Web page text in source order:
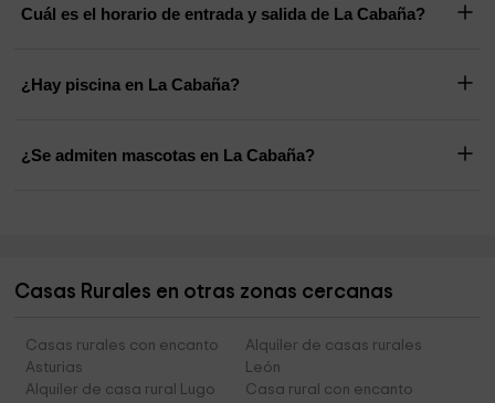
Cuál es el horario de entrada y salida de La Cabaña?
¿Hay piscina en La Cabaña?
¿Se admiten mascotas en La Cabaña?
Casas Rurales en otras zonas cercanas
Casas rurales con encanto
Asturias
Alquiler de casas rurales
León
Alquiler de casa rural Lugo
Casa rural con encanto